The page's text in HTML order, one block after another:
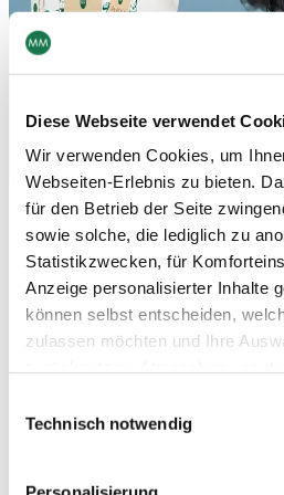
Diese Webseite verwendet
Wir verwenden Cookies, um
Webseiten-Erlebnis zu bieten.
für den Betrieb der Seite
sowie solche, die lediglich zu
Statistikzwecken, für
Anzeige personalisierter Inhalte
können selbst entscheiden,
zulassen möchten und Ihre
denen Sie gemäß Artikel 6 Abs. 1
Grundverordnung (DSGVO)
Technisch notwendig
ALASKA ®
BARRIER GREASE auf
Hervorragende
ausgezeichneter
eine hohe
Hartgeleimt
Light-weighted
Dispersionsbarriere
Hervorragende